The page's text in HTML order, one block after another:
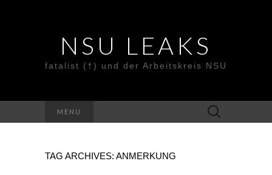
NSU LEAKS
fatalist (†) und der Arbeitskreis NSU
MENU
Suche
nach:
TAG ARCHIVES: ANMERKUNG